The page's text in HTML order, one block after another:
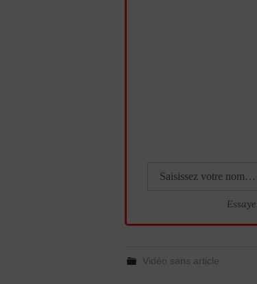
Vidéo sans article